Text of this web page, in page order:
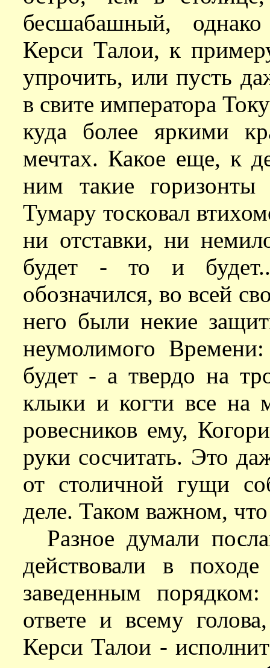
бесшабашный,
Керси Талои, к
упрочить, или пусть
в свите императора
куда более яркими
мечтах. Какое еще, к
ним такие
Тумару тосковал
ни отставки, ни
будет - то и
обозначился, во всей
него были некие
неумолимого
будет - а твердо на
клыки и когти все на
ровесников ему,
руки сосчитать. Это
от столичной гущи
деле. Таком важном,
Разное думали
действовали в
заведенным
ответе и всему
Керси Талои -